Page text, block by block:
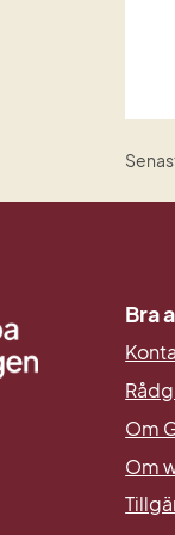
Bra
Om
Om